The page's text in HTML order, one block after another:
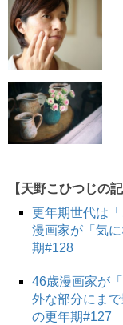
【天野こひつじの
更年期世代は
漫画家が「気
期#128
46歳漫画家が
外な部分にま
の更年期#127